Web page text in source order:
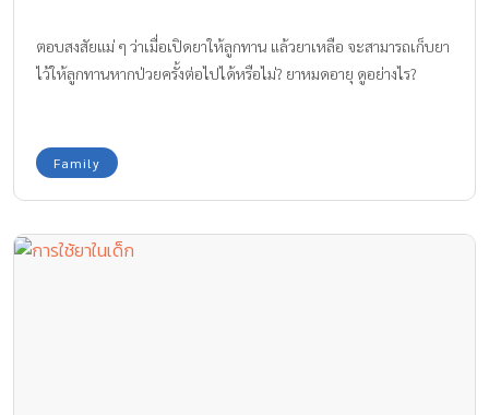
ตอบสงสัยแม่ ๆ ว่าเมื่อเปิดยาให้ลูกทาน แล้วยาเหลือ จะสามารถเก็บยา
ไว้ให้ลูกทานหากป่วยครั้งต่อไปได้หรือไม่? ยาหมดอายุ ดูอย่างไร?
Family